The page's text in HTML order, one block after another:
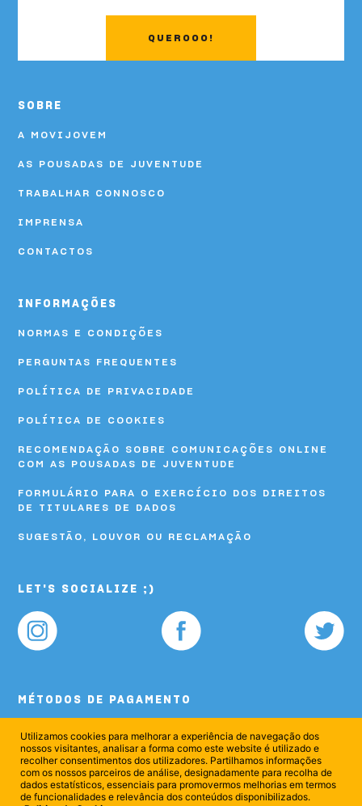
QUEROOO!
SOBRE
A MOVIJOVEM
AS POUSADAS DE JUVENTUDE
TRABALHAR CONNOSCO
IMPRENSA
CONTACTOS
INFORMAÇÕES
NORMAS E CONDIÇÕES
PERGUNTAS FREQUENTES
POLÍTICA DE PRIVACIDADE
POLÍTICA DE COOKIES
RECOMENDAÇÃO SOBRE COMUNICAÇÕES ONLINE
COM AS POUSADAS DE JUVENTUDE
FORMULÁRIO PARA O EXERCÍCIO DOS DIREITOS
DE TITULARES DE DADOS
SUGESTÃO, LOUVOR OU RECLAMAÇÃO
LET'S SOCIALIZE ;)
MÉTODOS DE PAGAMENTO
Utilizamos cookies para melhorar a experiência de navegação dos
nossos visitantes, analisar a forma como este website é utilizado e
recolher consentimentos dos utilizadores. Partilhamos informações
com os nossos parceiros de análise, designadamente para recolha de
dados estatísticos, essenciais para promovermos melhorias em termos
de funcionalidades e relevância dos conteúdos disponibilizados.